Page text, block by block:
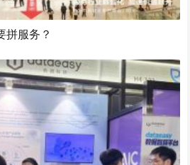
拼服务？